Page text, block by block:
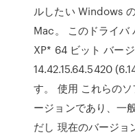
ルしたい Windows
Mac。 このドライ
XP* 64 ビット バー
14.42.15.64.5420
す。 使用 これらの
ージョンであり、一
だし 現在のバージ